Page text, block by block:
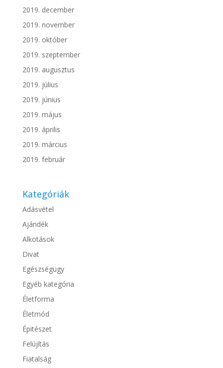
2019. december
2019. november
2019. október
2019. szeptember
2019. augusztus
2019. július
2019. június
2019. május
2019. április
2019. március
2019. február
Kategóriák
Adásvétel
Ajándék
Alkotások
Divat
Egészségügy
Egyéb kategória
Életforma
Életmód
Épitészet
Felújítás
Fiatalság